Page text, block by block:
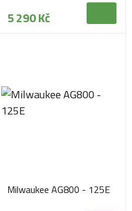
5 290 Kč
Milwaukee AG800 - 125E